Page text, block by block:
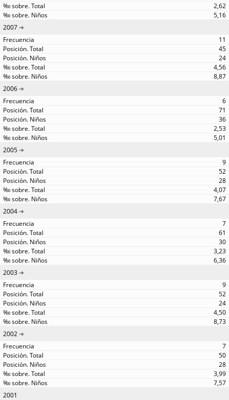
2,62
5,16
2007
11
45
24
4,56
8,87
2006
6
71
36
2,53
5,01
2005
9
52
28
4,07
7,67
2004
7
61
30
3,23
6,36
2003
9
52
24
4,50
8,73
2002
7
50
28
3,99
7,57
2001